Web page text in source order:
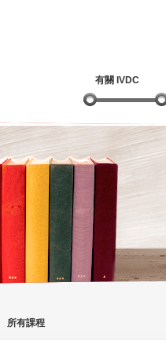
有關 IVDC
所有課程